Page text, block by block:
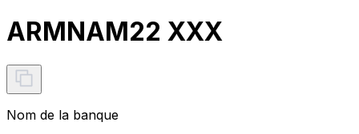
ARMNAM22 XXX
Nom de la banque